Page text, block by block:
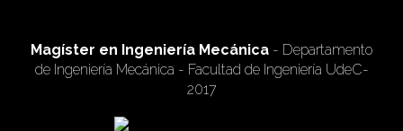
Magíster en Ingeniería Mecánica - Departamento
de Ingeniería Mecánica - Facultad de Ingeniería UdeC-
2017